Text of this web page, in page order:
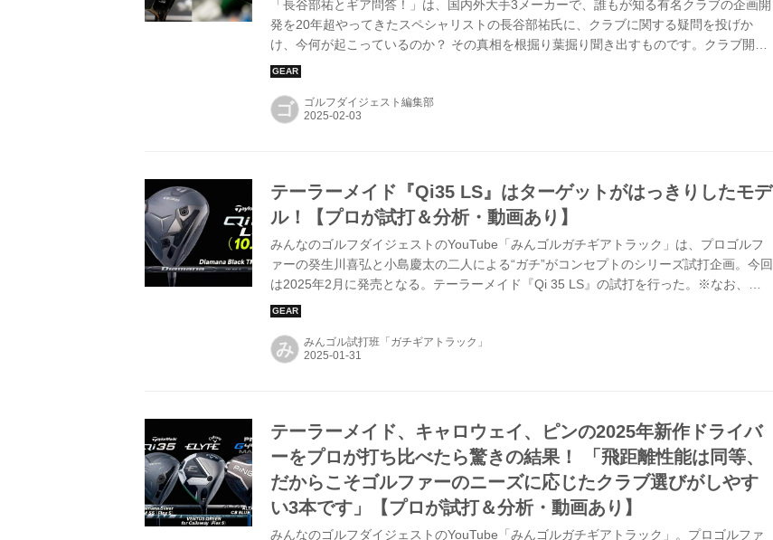
「長谷部祐とギア問答！」は、国内外大手3メーカーで、誰もが知る有名クラブの企画開
発を20年超やってきたスペシャリストの長谷部祐氏に、クラブに関する疑問を投げか
け、今何が起こっているのか？ その真相を根掘り葉掘り聞き出すものです。クラブ開発
の裏側では、クラブ開発の裏側では、こんなことが考えられているようです……。
ゴ ゴルフダイジェスト編集部
テーラーメイド『Qi35 LS』はターゲットがはっきりしたモデ
ル！【プロが試打＆分析・動画あり】
みんなのゴルフダイジェストのYouTube「みんゴルガチギアトラック」は、プロゴルフ
ァーの癸生川喜弘と小島慶太の二人による“ガチ”がコンセプトのシリーズ試打企画。今回
は2025年2月に発売となる。テーラーメイド『Qi 35 LS』の試打を行った。※なお、動
画で確認いただけるが、当日はかなりのアゲンストのなかで試打を実施しており、トラ
み みんゴル試打班「ガチギアトラック」
テーラーメイド、キャロウェイ、ピンの2025年新作ドライバ
ーをプロが打ち比べたら驚きの結果！ 「飛距離性能は同等、
だからこそゴルファーのニーズに応じたクラブ選びがしやす
い3本です」【プロが試打＆分析・動画あり】
みんなのゴルフダイジェストのYouTube「みんゴルガチギアトラック」。プロゴルファ